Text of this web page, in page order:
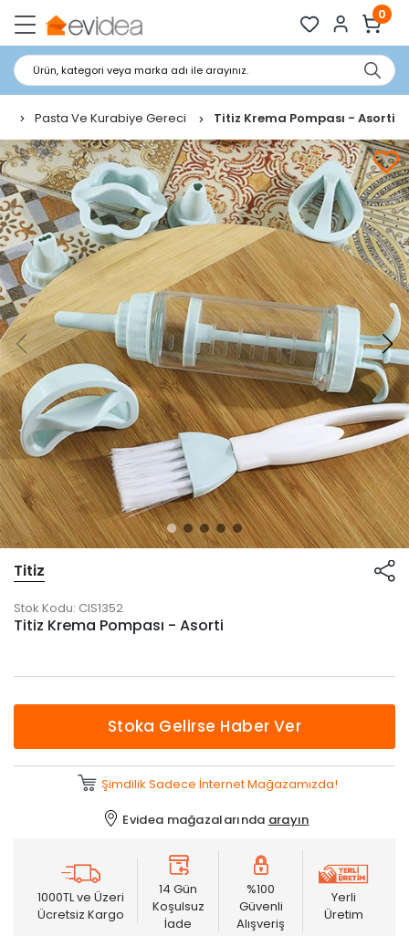
0
Ürün, kategori veya marka adı ile arayınız.
Pasta Ve Kurabiye Gereci Titiz Krema Pompası - Asorti
Titiz
Stok Kodu: CIS1352
Titiz Krema Pompası - Asorti
Stoka Gelirse Haber Ver
Şimdilik Sadece İnternet Mağazamızda!
Evidea mağazalarında arayın
1000TL ve Üzeri
Ücretsiz Kargo
14 Gün
Koşulsuz
İade
%100
Güvenli
Alışveriş
Yerli
Üretim